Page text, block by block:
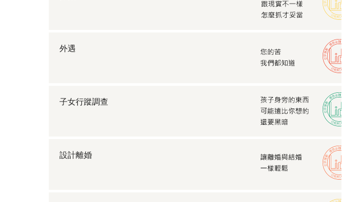
外遇
子女行蹤調查
設計離婚